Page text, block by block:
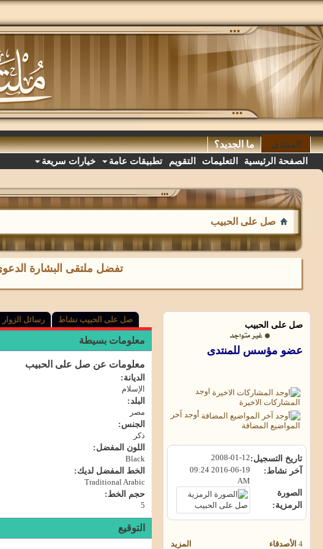
المنتدى
الصفحة الرئيسية التعليمات التقويم تطبيقات عامة خيارات سريعة
ما الجديد؟
صل على الحبيب
تفضل ملتقى البشارة
صل على الحبيب
عضو مؤسس للمنتدى
اوجد
المشاركات الاخيرة
أوجد آخر
المواضيع المضافة
تاريخ التسجيل 2008-01-12
آخر نشاط 2016-06-19
09:24
AM
الصورة
الرمزية
المزيد 4 الأصدقاء
صل على الحبيب نشاط رسائل الزوار
معلومات بسيطة
معلومات عن صل على الحبيب
الديانة:
الإسلام
البلد:
مصر
الجنس:
ذكر
اللون المفضل:
Black
الخط المفضل لديك:
Traditional Arabic
حجم الخط:
5
التوقيع